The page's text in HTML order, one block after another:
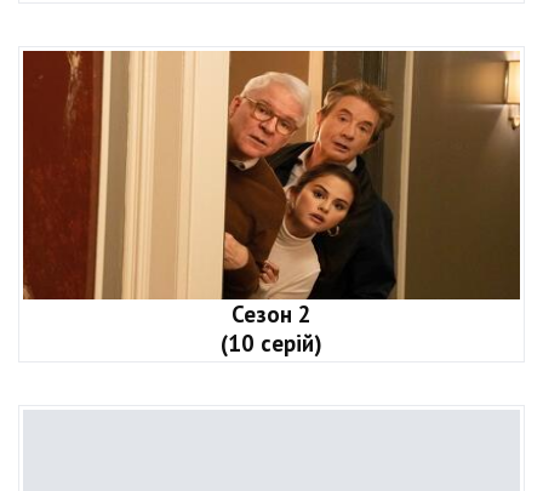
Сезон 2
(10 серій)